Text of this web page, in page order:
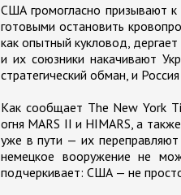
США громогласно призывают к
готовыми остановить
как опытный кукловод,
и их союзники накачивают
стратегический обман, и
Как сообщает The New York
огня MARS II и HIMARS, а
уже в пути — их
немецкое вооружение не
подчеркивает: США — не